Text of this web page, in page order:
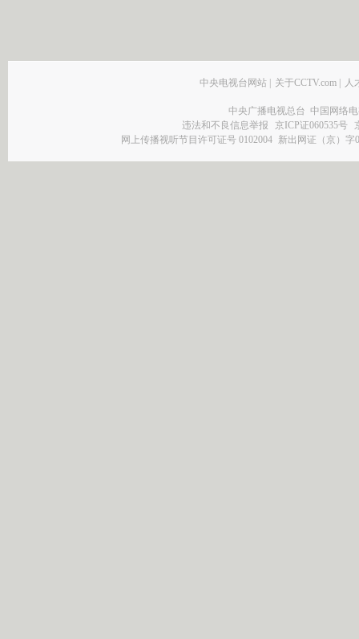
中央电视台网站 关于CCTV.com 人
中央广播电视总台 中国网络
违法和不良信息举报
京ICP证060535号
网上传播视听节目许可证号 0102004 新出网证（京）